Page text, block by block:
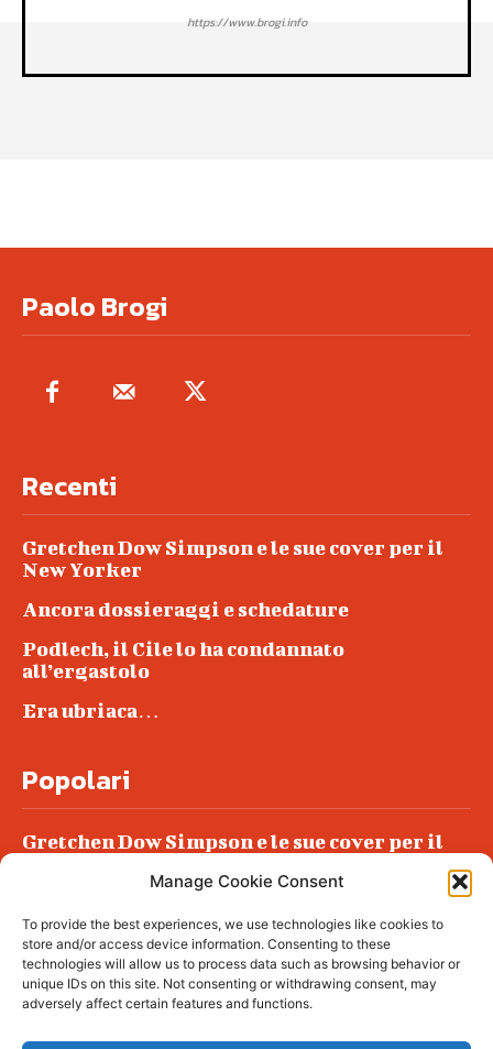
Manage Cookie Consent
To provide the best experiences, we use technologies like cookies to
store and/or access device information. Consenting to these
technologies will allow us to process data such as browsing behavior or
unique IDs on this site. Not consenting or withdrawing consent, may
adversely affect certain features and functions.
https://www.brogi.info
Paolo Brogi
Recenti
Gretchen Dow Simpson e le sue cover per il
New Yorker
Ancora dossieraggi e schedature
Podlech, il Cile lo ha condannato
all’ergastolo
Era ubriaca…
Popolari
Gretchen Dow Simpson e le sue cover per il
Podlech, il Cile lo ha condannato
all’ergastolo
Era ubriaca…